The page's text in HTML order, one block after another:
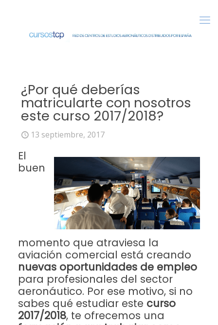
¿Por qué deberías
matricularte con nosotros
este curso 2017/2018?
13 septiembre, 2017
El
buen
momento que atraviesa la
aviación comercial está creando
nuevas oportunidades de empleo
para profesionales del sector
aeronáutico. Por ese motivo, si no
sabes qué estudiar este curso
2017/2018, te ofrecemos una